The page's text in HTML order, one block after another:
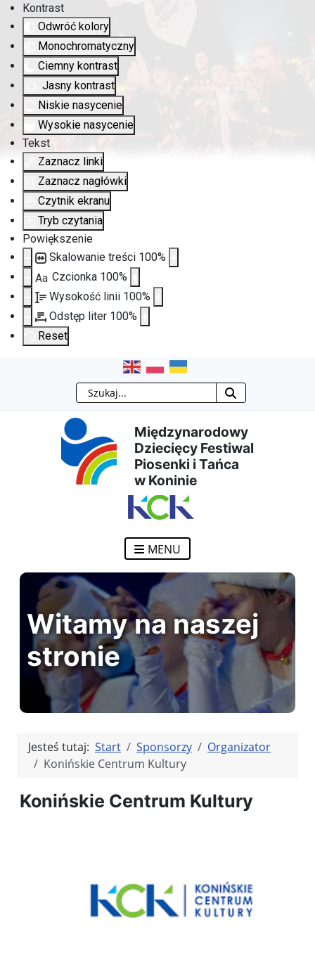
Kontrast
Odwróć kolory
Monochromatyczny
Ciemny kontrast
Jasny kontrast
Niskie nasycenie
Wysokie nasycenie
Tekst
Zaznacz linki
Zaznacz nagłówki
Czytnik ekranu
Tryb czytania
Powiększenie
Skalowanie treści 100%
Aa Czcionka 100%
Wysokość linii 100%
Odstęp liter 100%
Reset
Przejdź
treści
głównej
Przejdź
menu
nawigacyjnego
Przejdź
wyszukiwarki
Przejdź
mapy
strony
Szukaj
Międzynarodowy
Dziecięcy Festiwal
Piosenki i Tańca
w Koninie
MENU
Witamy na naszej
stronie
Jesteś tutaj: Start Sponsorzy
Organizator
Konińskie Centrum Kultury
Konińskie Centrum Kultury